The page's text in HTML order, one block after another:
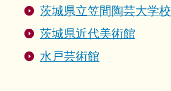
茨城県立笠間陶芸大学校
茨城県近代美術館
水戸芸術館